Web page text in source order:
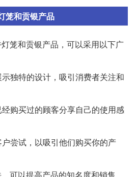
笼和贡银产品
笼和贡银产品，可以采用以下广
独特的设计，吸引消费者关注和
购买过的顾客分享自己的使用感
尝试，以吸引他们购买你的产